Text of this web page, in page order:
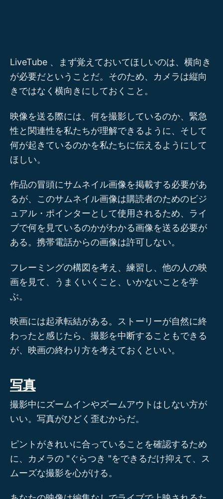
LiveTube 、まず覚えておいてほしいのは、横向き
が必要だということだ。そのため、カメラは縦向
きではなく横向きにしておくこと。
映像を送る際には、何を撮影しているのか、緊急
性と関連性を私たちが理解できるように、そして
何が起きているのかを私たちに伝えるようにして
ほしい。
作品の冒頭にサムネイル画像を掲載する必要があ
るが、このサムネイル画像は購読者のためのビジ
ュアル・ポインターとして使用されるため、ライ
ブで何を見ているのかがわかる画像を送る必要が
ある。携帯電話からの画像は許可しない。
フレーミングの構図を考え、練習し、他の人の映
画を見て、うまくいくこと、いかないことを学
ぶ。
映画には起承転結がある。ストーリーが自然に終
わったと感じたら、撮影を中断することもできる
が、映画の終わり方を考えておくといい。
写真
撮影中にズームインやズームアウトはしない方が
いい。写真がひどく歪むからだ。
ピントがきれいに合っていることを確認するため
に、カメラの "ぐらつき "をできるだけ抑えて、ス
ムーズな撮影を心がける。